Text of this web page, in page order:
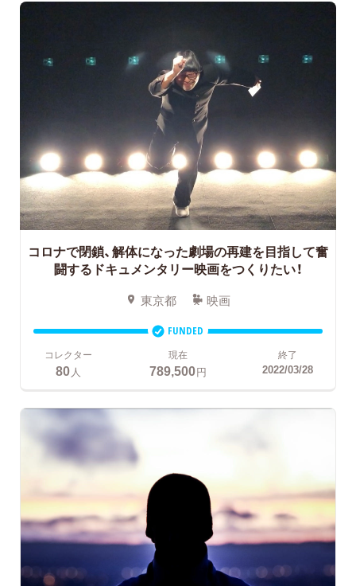
コロナで閉鎖、解体になった劇場の再建を目指して奮
闘するドキュメンタリー映画をつくりたい！
東京都 映画
FUNDED
コレクター
80 人
現在
789,500円
終了
2022/03/28